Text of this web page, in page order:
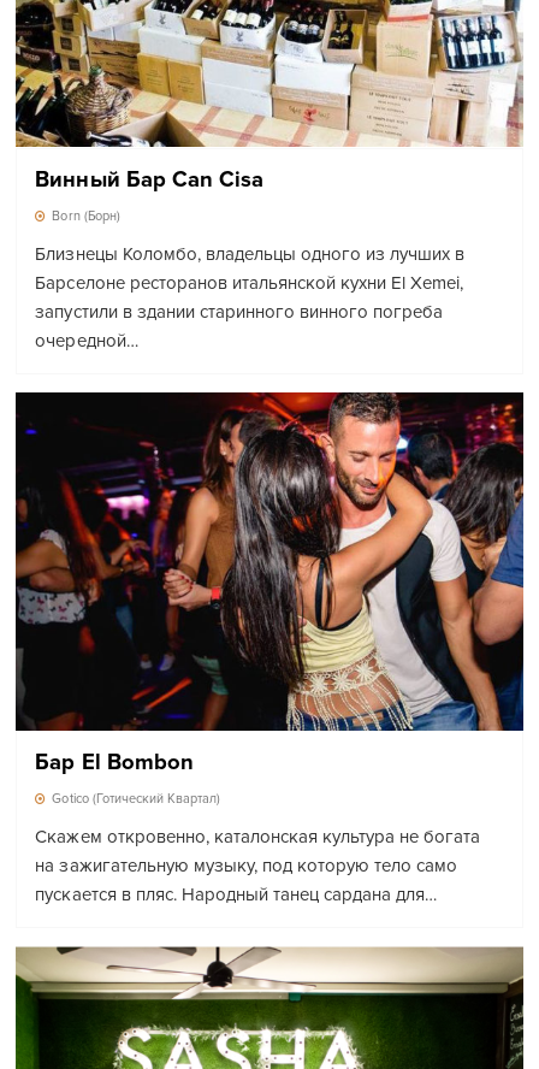
Винный Бар Can Cisa
Born (Борн)
Близнецы Коломбо, владельцы одного из лучших в
Барселоне ресторанов итальянской кухни El Xemei,
запустили в здании старинного винного погреба
очередной…
Бар El Bombon
Gotico (Готический Квартал)
Скажем откровенно, каталонская культура не богата
на зажигательную музыку, под которую тело само
пускается в пляс. Народный танец сардана для…